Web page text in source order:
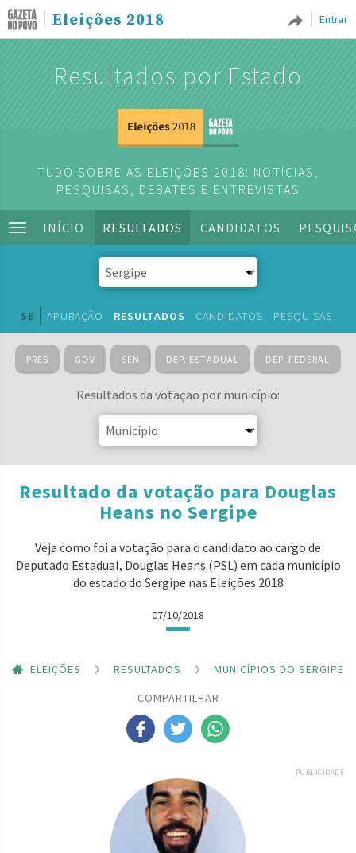
Entrar
Eleições 2018
Resultados por Estado
TUDO SOBRE AS ELEIÇÕES 2018: NOTÍCIAS,
PESQUISAS, DEBATES E ENTREVISTAS
INÍCIO RESULTADOS CANDIDATOS
SE APURAÇÃO RESULTADOS CANDIDATOS PESQUISAS
PRES GOV SEN DEP. ESTADUAL DEP. FEDERAL
Resultados da votação por município:
Resultado da votação para Douglas
Heans no Sergipe
Veja como foi a votação para o candidato ao cargo de
Deputado Estadual, Douglas Heans (PSL) em cada município
do estado do Sergipe nas Eleições 2018
07/10/2018
ELEIÇÕES RESULTADOS
MUNICÍPIOS DO SERGIPE
COMPARTILHAR
PUBLICIDADE